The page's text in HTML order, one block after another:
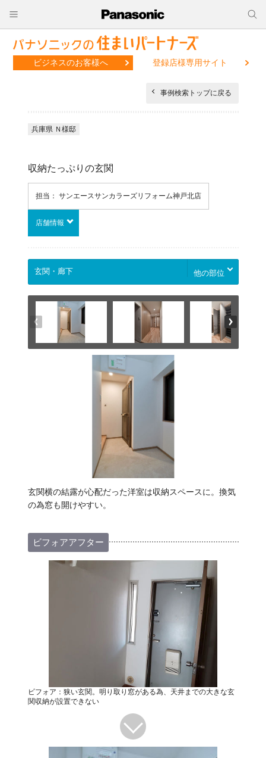
ビジネスのお客様へ 登録店様専用サイト
事例検索トップに戻る
兵庫県 Ｎ様邸
収納たっぷりの玄関
担当： サンエースサンカラーズリフォーム神戸北店
店舗情報
他の部位
玄関横の結露が心配だった洋室は収納スペースに。換気
の為窓も開けやすい。
ビフォアアフター
ビフォア：狭い玄関。明り取り窓がある為、天井までの大きな玄
関収納が設置できない